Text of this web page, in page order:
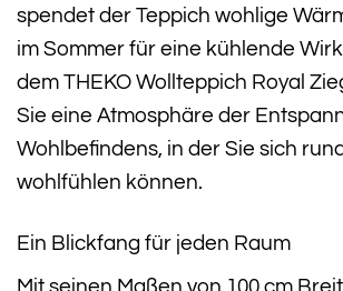
spendet der Teppich wohlige
im Sommer für eine kühlende
dem THEKO Wollteppich Royal
Sie eine Atmosphäre der
Wohlbefindens, in der Sie sich
wohlfühlen können.
Ein Blickfang für jeden Raum